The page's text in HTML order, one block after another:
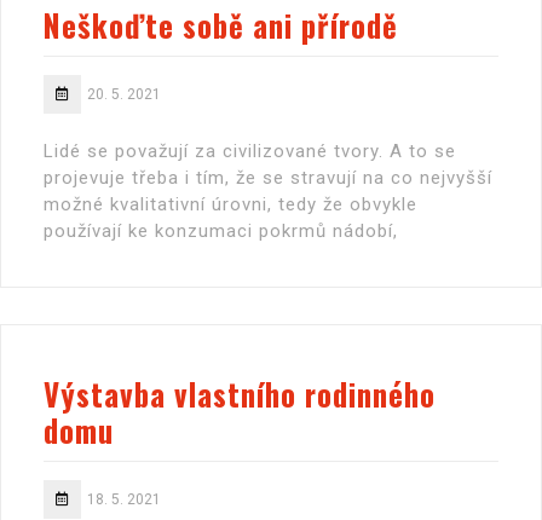
Neškoďte sobě ani přírodě
20. 5. 2021
Lidé se považují za civilizované tvory. A to se
projevuje třeba i tím, že se stravují na co nejvyšší
možné kvalitativní úrovni, tedy že obvykle
používají ke konzumaci pokrmů nádobí,
Výstavba vlastního rodinného
domu
18. 5. 2021